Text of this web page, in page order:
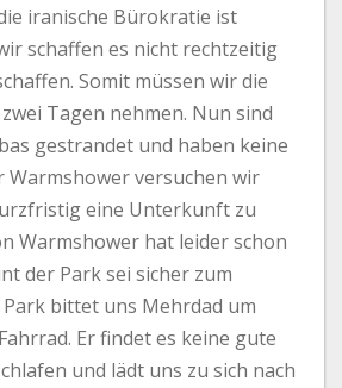
iranische Bürokratie ist
schaffen es nicht rechtzeitig
Somit müssen wir die
Tagen nehmen. Nun sind
gestrandet und haben keine
versuchen wir
eine Unterkunft zu
Warmshower hat leider schon
der Park sei sicher zum
bittet uns Mehrdad um
Er findet es keine gute
und lädt uns zu sich nach